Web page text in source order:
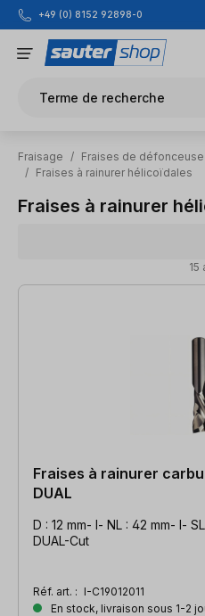
Passer au contenu principal
+49 (0) 8152 92898-0
Terme de recherche
Fraisage / Fraises de
/ Fraises à rainurer hélicoïdales
Fraises à rainurer
15
15 articles trouvés
Fraises à rainurer
DUAL
D : 12 mm- l- NL : 42 mm- l-
DUAL-Cut
Réf. art. : I-C19012011
En stock, livraison sous 1-2